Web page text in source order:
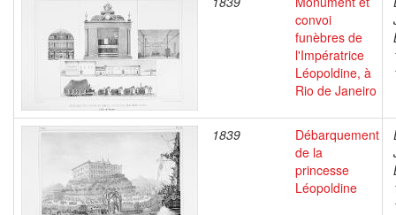
convoi
funèbres de
l'Impératrice
Léopoldine, à
Rio de Janeiro
1839
Débarquement
de la
princesse
Léopoldine